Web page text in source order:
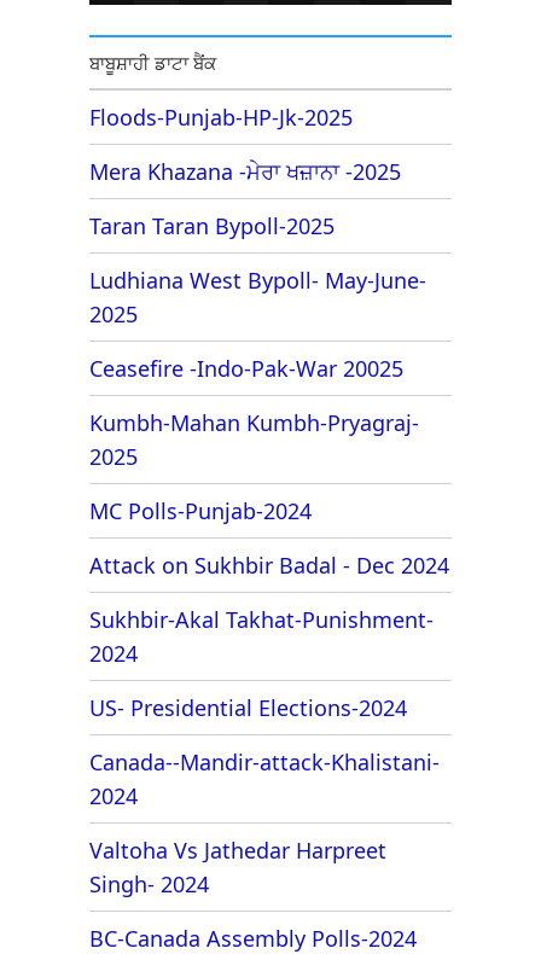
ਬਾਬੂਸ਼ਾਹੀ ਡਾਟਾ ਬੈਂਕ
Floods-Punjab-HP-Jk-2025
Mera Khazana -ਮੇਰਾ ਖਜ਼ਾਨਾ -2025
Taran Taran Bypoll-2025
Ludhiana West Bypoll- May-June-
2025
Ceasefire -Indo-Pak-War 20025
Kumbh-Mahan Kumbh-Pryagraj-
2025
MC Polls-Punjab-2024
Attack on Sukhbir Badal - Dec 2024
Sukhbir-Akal Takhat-Punishment-
2024
US- Presidential Elections-2024
Canada--Mandir-attack-Khalistani-
2024
Valtoha Vs Jathedar Harpreet
Singh- 2024
BC-Canada Assembly Polls-2024